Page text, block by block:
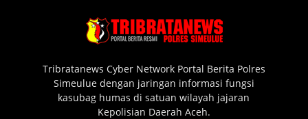
Tribratanews Cyber Network Portal Berita Polres
Simeulue dengan jaringan informasi fungsi
kasubag humas di satuan wilayah jajaran
Kepolisian Daerah Aceh.